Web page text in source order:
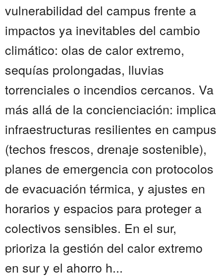
vulnerabilidad del campus frente a
impactos ya inevitables del cambio
climático: olas de calor extremo,
sequías prolongadas, lluvias
torrenciales o incendios cercanos. Va
más allá de la concienciación: implica
infraestructuras resilientes en campus
(techos frescos, drenaje sostenible),
planes de emergencia con protocolos
de evacuación térmica, y ajustes en
horarios y espacios para proteger a
colectivos sensibles. En el sur,
prioriza la gestión del calor extremo
en sur y el ahorro h...